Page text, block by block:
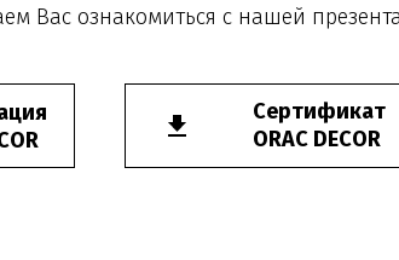
Сертификат
ORAC DECOR
Вас ознакомиться с нашей